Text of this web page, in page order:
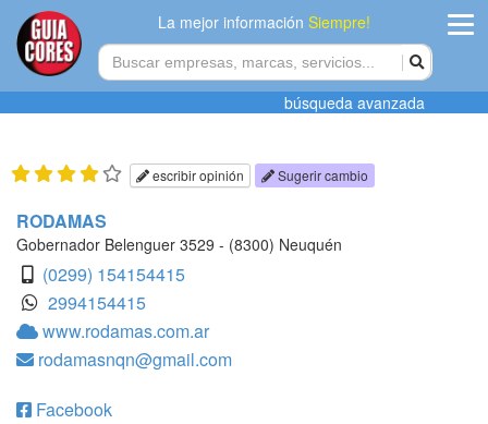
La mejor informaciónSiempre!
Agregar
búsqueda avanzada
escribir opinión Sugerir cambio
RODAMAS
Gobernador Belenguer 3529 - (8300) Neuquén
(0299) 154154415
2994154415
www.rodamas.com.ar
rodamasnqn@gmail.com
Facebook